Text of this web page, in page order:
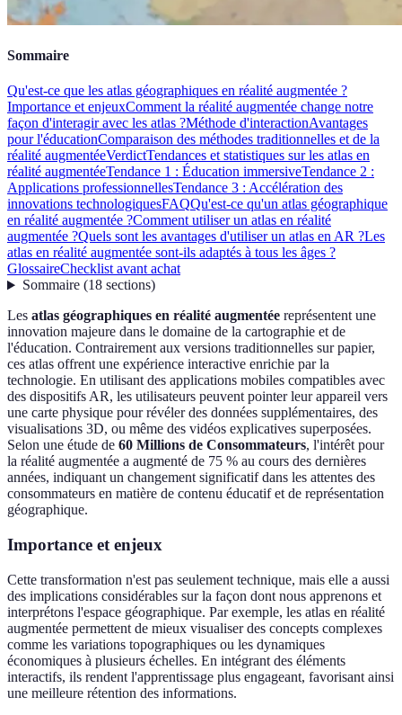
Sommaire
Qu'est-ce que les atlas géographiques en réalité augmentée ?
Importance et enjeuxComment la réalité augmentée change notre
façon d'interagir avec les atlas ?Méthode d'interactionAvantages
pour l'éducationComparaison des méthodes traditionnelles et de la
réalité augmentéeVerdictTendances et statistiques sur les atlas en
réalité augmentéeTendance 1 : Éducation immersiveTendance 2 :
Applications professionnellesTendance 3 : Accélération des
innovations technologiquesFAQQu'est-ce qu'un atlas géographique
en réalité augmentée ?Comment utiliser un atlas en réalité
augmentée ?Quels sont les avantages d'utiliser un atlas en AR ?Les
atlas en réalité augmentée sont-ils adaptés à tous les âges ?
GlossaireChecklist avant achat
Sommaire(18 sections)
Les atlas géographiques en réalité augmentée représentent une
innovation majeure dans le domaine de la cartographie et de
l'éducation. Contrairement aux versions traditionnelles sur papier,
ces atlas offrent une expérience interactive enrichie par la
technologie. En utilisant des applications mobiles compatibles avec
des dispositifs AR, les utilisateurs peuvent pointer leur appareil vers
une carte physique pour révéler des données supplémentaires, des
visualisations 3D, ou même des vidéos explicatives superposées.
Selon une étude de 60 Millions de Consommateurs, l'intérêt pour
la réalité augmentée a augmenté de 75 % au cours des dernières
années, indiquant un changement significatif dans les attentes des
consommateurs en matière de contenu éducatif et de représentation
géographique.
Importance et enjeux
Cette transformation n'est pas seulement technique, mais elle a aussi
des implications considérables sur la façon dont nous apprenons et
interprétons l'espace géographique. Par exemple, les atlas en réalité
augmentée permettent de mieux visualiser des concepts complexes
comme les variations topographiques ou les dynamiques
économiques à plusieurs échelles. En intégrant des éléments
interactifs, ils rendent l'apprentissage plus engageant, favorisant ainsi
une meilleure rétention des informations.